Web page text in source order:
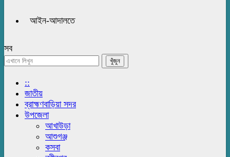
আইন-আদালতে
সব
::
জাতীয়
ব্রাহ্মণবাড়িয়া সদর
উপজেলা
আখাউড়া
আশুগঞ্জ
কসবা